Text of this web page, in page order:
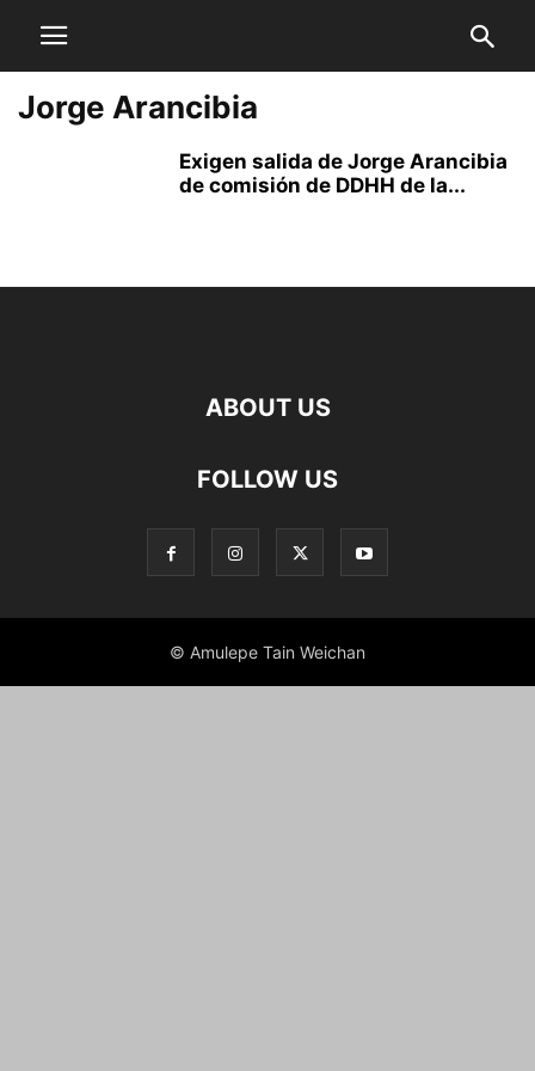
Jorge Arancibia
Exigen salida de Jorge Arancibia
de comisión de DDHH de la...
ABOUT US
FOLLOW US
© Amulepe Tain Weichan